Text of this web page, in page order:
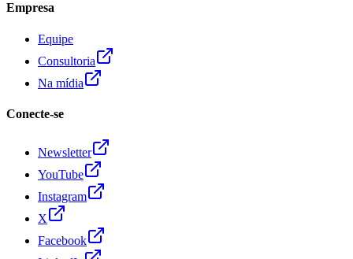
Empresa
Equipe
Consultoria
Na mídia
Conecte-se
Newsletter
YouTube
Instagram
X
Facebook